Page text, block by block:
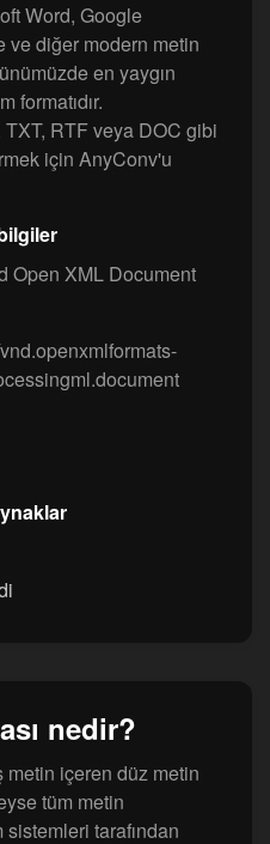
Word, Google
ve diğer modern metin
en yaygın
formatıdır.
TXT, RTF veya DOC gibi
için AnyConv'u
Open XML Document
nedir?
içeren düz metin
tüm metin
tarafından